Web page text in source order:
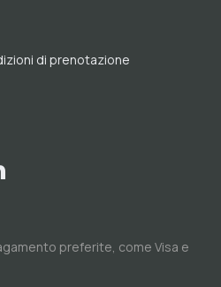
di prenotazione
preferite, come Visa e